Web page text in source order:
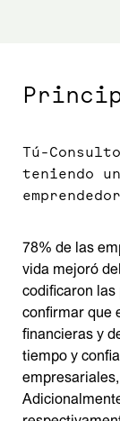
Tú-
teniendo
78% de las
vida mejoró
codificaron
confirmar que
financieras y
tiempo y